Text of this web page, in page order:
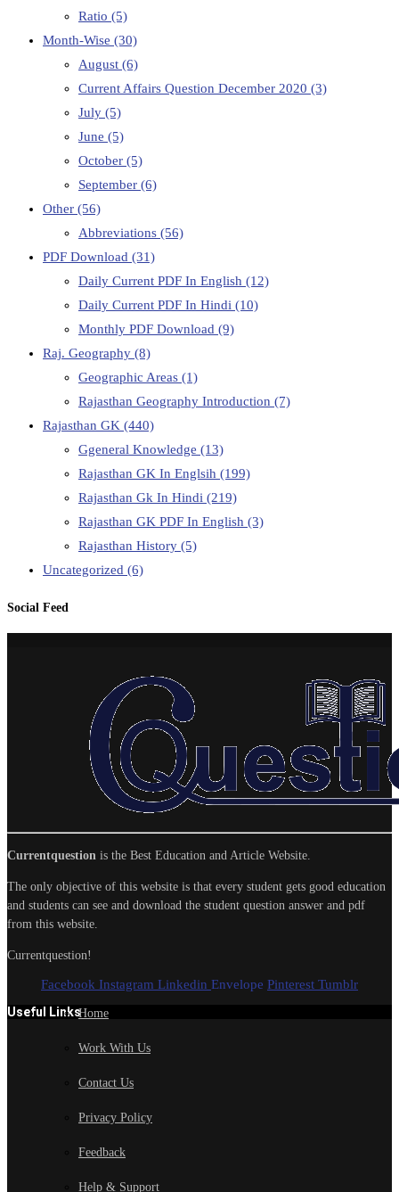
Ratio (5)
Month-Wise (30)
August (6)
Current Affairs Question December 2020 (3)
July (5)
June (5)
October (5)
September (6)
Other (56)
Abbreviations (56)
PDF Download (31)
Daily Current PDF In English (12)
Daily Current PDF In Hindi (10)
Monthly PDF Download (9)
Raj. Geography (8)
Geographic Areas (1)
Rajasthan Geography Introduction (7)
Rajasthan GK (440)
Ggeneral Knowledge (13)
Rajasthan GK In Englsih (199)
Rajasthan Gk In Hindi (219)
Rajasthan GK PDF In English (3)
Rajasthan History (5)
Uncategorized (6)
Social Feed
Currentquestion is the Best Education and Article Website.
The only objective of this website is that every student gets good education
and students can see and download the student question answer and pdf
from this website.
Currentquestion!
Facebook Instagram Linkedin Envelope Pinterest Tumblr
Useful LinksHome
Work With Us
Contact Us
Privacy Policy
Feedback
Help & Support